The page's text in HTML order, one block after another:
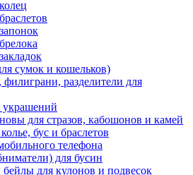
сумок и кошельков)
разделители для
для стразов, кабошонов и камей
бус и браслетов
телефона
для бусин
для кулонов и подвесок